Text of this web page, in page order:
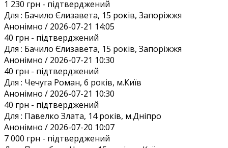
1 230 грн - підтверджений
Для : Бачило Єлизавета, 15 років, Запоріжжя
Анонiмно / 2026-07-21 14:05
40 грн - підтверджений
Для : Бачило Єлизавета, 15 років, Запоріжжя
Анонiмно / 2026-07-21 10:30
40 грн - підтверджений
Для : Чечуга Роман, 6 років, м.Київ
Анонiмно / 2026-07-21 10:30
40 грн - підтверджений
Для : Павелко Злата, 14 років, м.Дніпро
Анонiмно / 2026-07-20 10:07
7 000 грн - підтверджений